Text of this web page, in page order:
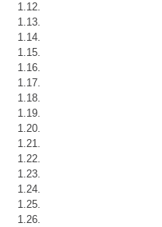
1.12.
1.13.
1.14.
1.15.
1.16.
1.17.
1.18.
1.19.
1.20.
1.21.
1.22.
1.23.
1.24.
1.25.
1.26.